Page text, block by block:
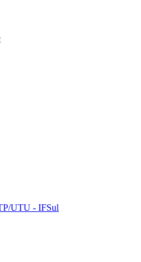
UTU - IFSul